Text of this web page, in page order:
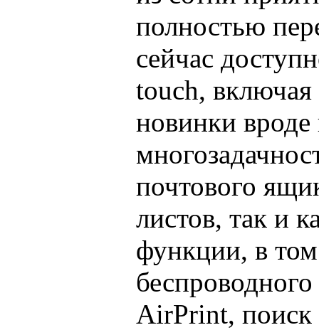
полностью
сейчас
touch, включая
новинки вроде
почтового
листов, так и
функции, в
AirPrint, поиск